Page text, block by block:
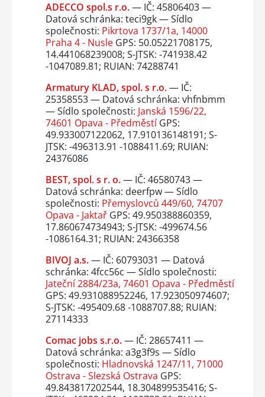
ADECCO spol.s r.o.— IČ: 45806403 —
Datová schránka: teci9gk — Sídlo
společnosti: Pikrtova 1737/1a, 14000
Praha 4 - NusleGPS: 50.05221708175,
14.441068239008; S-JTSK: -741938.42
-1047089.81; RUIAN: 74288741
Armatury KLAD, spol. s r.o.— IČ:
25358553 — Datová schránka: vhfnbmm
— Sídlo společnosti: Janská 1596/22,
74601 Opava - PředměstíGPS:
49.933007122062, 17.910136148191; S-
JTSK: -496313.91 -1088411.69; RUIAN:
24376086
BEST, spol. s r. o.— IČ: 46580743 —
Datová schránka: deerfpw — Sídlo
společnosti: Přemyslovců 449/60, 74707
Opava - JaktařGPS: 49.950388860359,
17.860674734943; S-JTSK: -499674.56
-1086164.31; RUIAN: 24366358
BIVOJ a.s.— IČ: 60793031 — Datová
schránka: 4fcc56c — Sídlo společnosti:
Jateční 2884/23a, 74601 Opava - Předměstí
GPS: 49.931088952246, 17.923050974607;
S-JTSK: -495409.68 -1088707.88; RUIAN:
27114333
Comac jobs s.r.o.— IČ: 28657411 —
Datová schránka: a3g3f9s — Sídlo
společnosti: Hladnovská 1247/11, 71000
Ostrava - Slezská Ostrava GPS:
49.843817202544, 18.304899535416; S-